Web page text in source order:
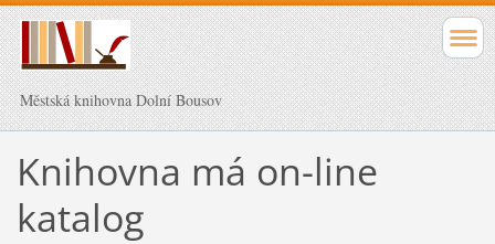
Městská knihovna Dolní Bousov
Knihovna má on-line
katalog